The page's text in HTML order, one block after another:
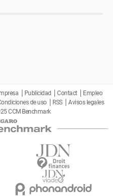
Publicidad Contact
Empleo
de uso RSS
Avisos legales
CCM Benchmark